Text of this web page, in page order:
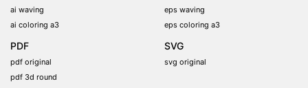
ai waving
ai coloring a3
eps waving
eps coloring a3
PDF
pdf original
pdf 3d round
SVG
svg original